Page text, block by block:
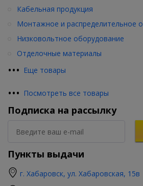
••• Еще товары
Кабельная продукция
Монтажное и распределительное
Низковольтное оборудование
Отделочные материалы
••• Посмотреть все товары
Подписка на рассылку
Пункты выдачи
г. Хабаровск, ул. Хабаровская, 15в